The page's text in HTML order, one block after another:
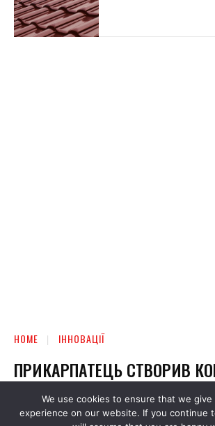
We use cookies to ensure that we
experience on our website. If you continue